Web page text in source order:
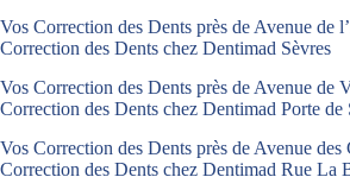
Vos Correction des Dents près de Avenue de
Correction des Dents chez Dentimad Sèvres
Vos Correction des Dents près de Avenue de
Correction des Dents chez Dentimad Porte
Vos Correction des Dents près de Avenue des
Correction des Dents chez Dentimad Rue La